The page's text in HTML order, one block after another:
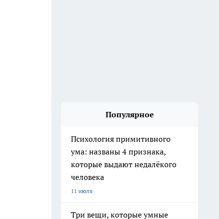
Популярное
Психология примитивного
ума: названы 4 признака,
которые выдают недалёкого
человека
11 июля
Три вещи, которые умные